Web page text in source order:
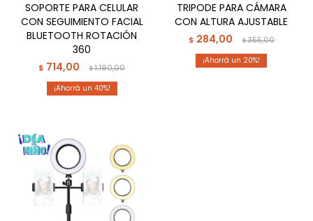
SOPORTE PARA CELULAR
CON SEGUIMIENTO FACIAL
BLUETOOTH ROTACIÓN
360
$ 714,00 $1.190,00
40
TRIPODE PARA CÁMARA
CON ALTURA AJUSTABLE
$ 284,00 $355,00
20